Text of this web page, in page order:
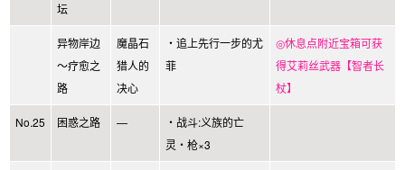
坛
异物岸边
～疗愈之
路
魔晶石
猎人的
决心
・追上先行一步的尤
菲
◎休息点附近宝箱可获
得艾莉丝武器【智者长
杖】
No.25 困惑之路 —
・战斗:义族的亡
灵・枪×3